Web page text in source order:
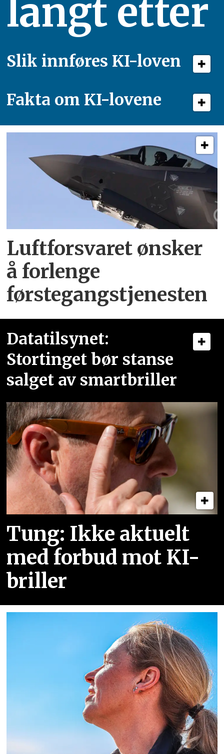
langt etter
Slik innføres KI-loven
Fakta om KI-lovene
Luftforsvaret ønsker
å forlenge
førstegangstjenesten
Datatilsynet:
Stortinget bør stanse
salget av smartbriller
Tung: Ikke aktuelt
med forbud mot KI-
briller